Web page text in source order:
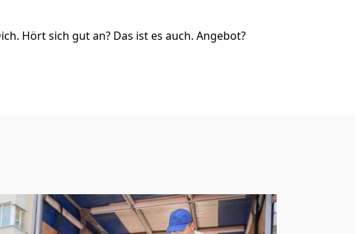
Hört sich gut an? Das ist es auch. Angebot?